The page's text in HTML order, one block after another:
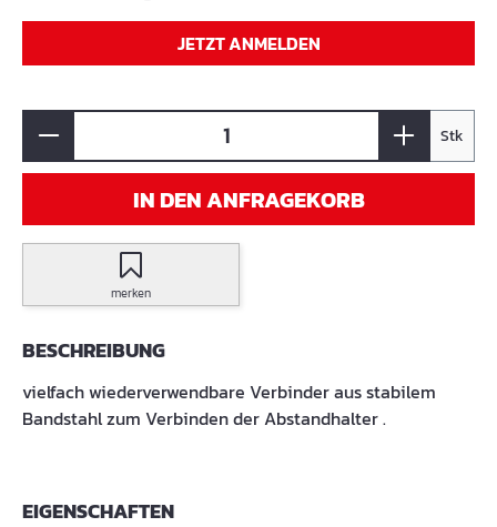
JETZT ANMELDEN
Stk
IN DEN ANFRAGEKORB
merken
BESCHREIBUNG
vielfach wiederverwendbare Verbinder aus stabilem
Bandstahl zum Verbinden der Abstandhalter .
EIGENSCHAFTEN